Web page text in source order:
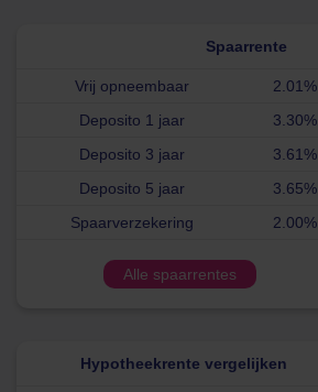
Spaarrente
Vrij opneembaar 2.01%
Deposito 1 jaar
3.30%
Deposito 3 jaar
3.61%
Deposito 5 jaar
3.65%
Spaarverzekering
2.00%
Alle spaarrentes
Hypotheekrente vergelijken